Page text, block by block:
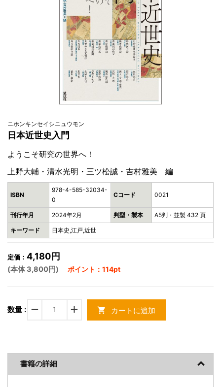
ニホンキンセイシニュウモン
日本近世史入門
ようこそ研究の世界へ！
上野大輔・清水光明・三ツ松誠・吉村雅美 編
ISBN
978-4-585-32034-
0
Cコード 0021
刊行年月 2024年2月 判型・製本 A5判・並製 432 頁
キーワード 日本史,江戸,近世
定価： 4,180円
(本体 3,800円) ポイント：114pt
数量 : remove add shopping_cart カートに追加
書籍の詳細